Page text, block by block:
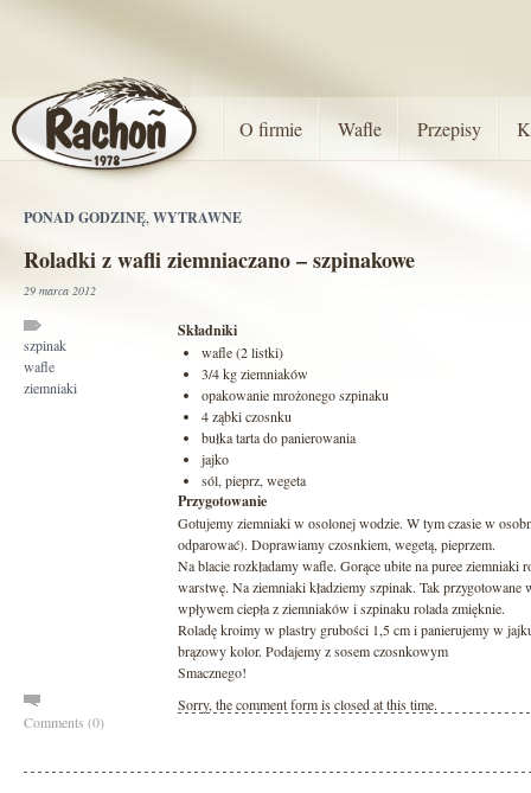
O firmie Wafle Przepisy
PONAD GODZINĘ, WYTRAWNE
Roladki z wafli ziemniaczano – szpinakowe
29 marca 2012
szpinak
wafle
ziemniaki
Składniki
wafle (2 listki)
3/4 kg ziemniaków
opakowanie mrożonego szpinaku
4 ząbki czosnku
bułka tarta do panierowania
jajko
sól, pieprz, wegeta
Przygotowanie
Gotujemy ziemniaki w osolonej wodzie. W tym czasie w
odparować). Doprawiamy czosnkiem, wegetą, pieprzem.
Na blacie rozkładamy wafle. Gorące ubite na puree
warstwę. Na ziemniaki kładziemy szpinak. Tak
wpływem ciepła z ziemniaków i szpinaku rolada zmięknie.
Roladę kroimy w plastry grubości 1,5 cm i panierujemy w
brązowy kolor. Podajemy z sosem czosnkowym
Smacznego!
Comments (0)
Sorry, the comment form is closed at this time.